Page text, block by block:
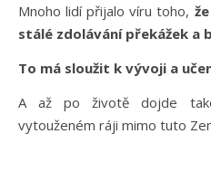
Mnoho lidí přijalo víru toho,
stálé zdolávání překážek a
To má sloužit k vývoji a
A až po životě dojde
vytouženém ráji mimo tuto